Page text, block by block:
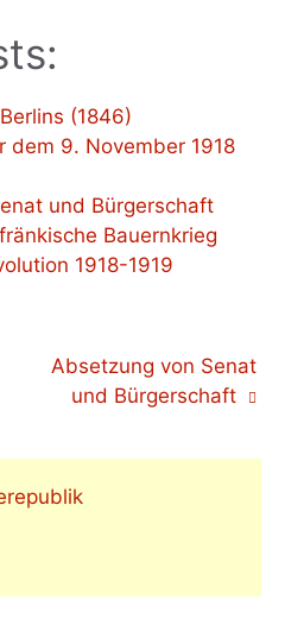
(1846)
dem 9. November 1918
und Bürgerschaft
Bauernkrieg
1918-1919
Absetzung von Senat
und Bürgerschaft